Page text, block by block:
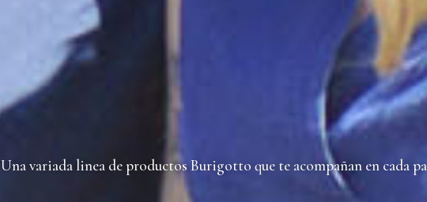
Una variada linea de productos Burigotto que te acompañan en cada